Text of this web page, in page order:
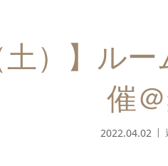
土）】ル
催
2022.04.02